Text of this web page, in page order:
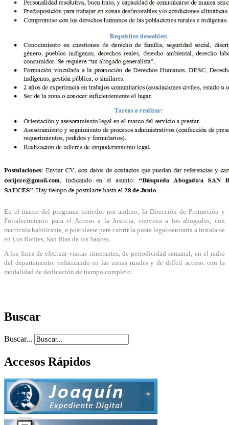
En el marco del programa corredor nor-andino; la Dirección de Promoción y
Fortalecimiento para el Acceso a la Justicia, convoca a los abogados, con
matrícula habilitante, a postularse para cubrir la posta legal-sanitaria a instalarse
en Los Robles, San Blas de los Sauces.
A los fines de efectuar visitas itinerantes, de periodicidad semanal, en el radio
del departamento, enfatizando en las zonas rurales y de difícil acceso, con la
modalidad de dedicación de tiempo completo.
Buscar
Buscar...
Accesos Rápidos